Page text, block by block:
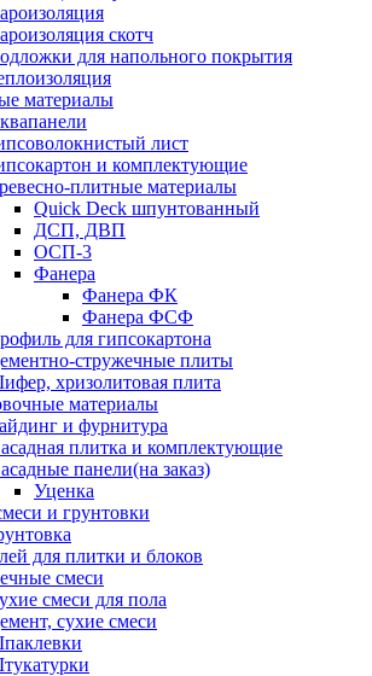
скотч
для напольного покрытия
материалы
лист
и комплектующие
плитные материалы
Quick Deck шпунтованный
ДСП, ДВП
ОСП-3
Фанера
Фанера ФК
Фанера ФСФ
для гипсокартона
стружечные плиты
хризолитовая плита
материалы
и фурнитура
плитка и комплектующие
панели(на заказ)
Уценка
и грунтовки
для плитки и блоков
смеси
смеси для пола
сухие смеси